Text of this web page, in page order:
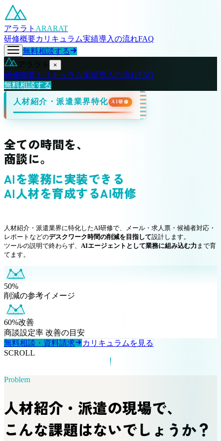
アララト ARARAT
研修概要カリキュラム実績導入の流れFAQ
無料相談する
×
研修概要カリキュラム実績導入の流れFAQ
無料相談する
人材紹介・派遣業界特化
AI研修
全ての時間を、
商談に。
AIを業務に実装できる
AI人材を育成するAI研修
人材紹介・派遣業界に特化したAI研修で、メール・求人票・候補者対応・
レポートなどのデスクワーク時間の削減を目指して設計します。
ツールの説明で終わらず、 AIエージェントとして業務に組み込む力 まで育
てます。
50%
削減の参考イメージ
60%改善
商談設定率 改善の目安
無料相談・資料請求
カリキュラムを見る
SCROLL
Problem
人材紹介・派遣の現場で、
こんな課題はないでしょうか？